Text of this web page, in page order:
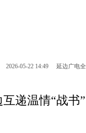
2026-05-22 14:49 延边广电
互递温情“战